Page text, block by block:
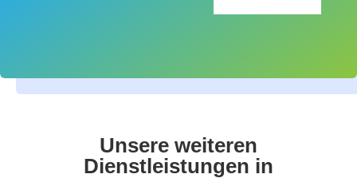
Unsere weiteren
Dienstleistungen in